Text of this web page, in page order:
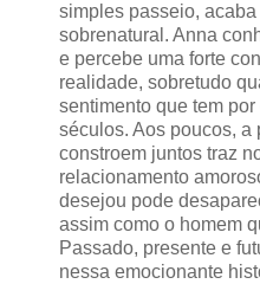
simples passeio,
sobrenatural. Anna
e percebe uma forte
realidade, sobretudo
sentimento que tem
séculos. Aos poucos, a
constroem juntos traz
relacionamento
desejou pode
assim como o homem
Passado, presente e
nessa emocionante